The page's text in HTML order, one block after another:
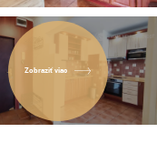
Zobraziť viac